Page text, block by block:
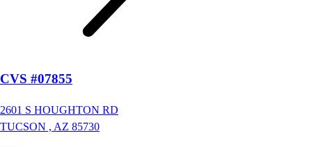
CVS #07855
2601 S HOUGHTON RD
TUCSON , AZ 85730